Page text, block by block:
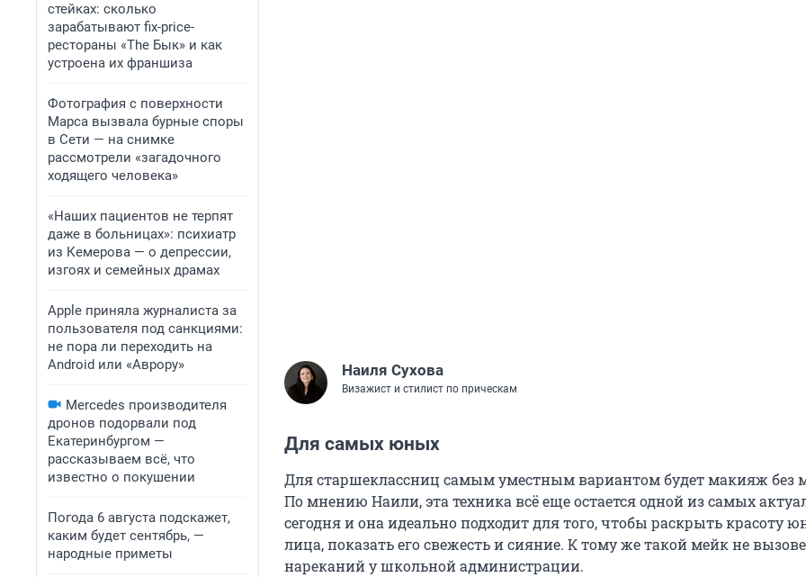
стейках: сколько
зарабатывают fix-price-
рестораны «The Бык» и как
устроена их франшиза
Фотография с поверхности
Марса вызвала бурные споры
в Сети — на снимке
рассмотрели «загадочного
ходящего человека»
«Наших пациентов не терпят
даже в больницах»: психиатр
из Кемерова — о депрессии,
изгоях и семейных драмах
Apple приняла журналиста за
пользователя под санкциями:
не пора ли переходить на
Android или «Аврору»
Mercedes производителя
дронов подорвали под
Екатеринбургом —
рассказываем всё, что
известно о покушении
Погода 6 августа подскажет,
каким будет сентябрь, —
народные приметы
Наиля Сухова
Визажист и стилист по прическам
Для самых юных
Для старшеклассниц самым уместным вариантом будет макияж без
По мнению Наили, эта техника всё еще остается одной из самых
сегодня и она идеально подходит для того, чтобы раскрыть красоту
лица, показать его свежесть и сияние. К тому же такой мейк не
нареканий у школьной администрации.